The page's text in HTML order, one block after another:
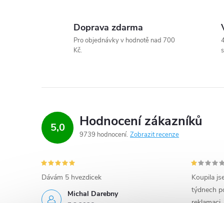
p
s
u
Doprava zdarma
Pro objednávky v hodnotě nad 700
Kč.
5,0 Hodnocení zákazníků
9739 hodnocení Zobrazit recenze
Michal Darebny
Dávám 5 hvezdicek
Koupila
týdnech